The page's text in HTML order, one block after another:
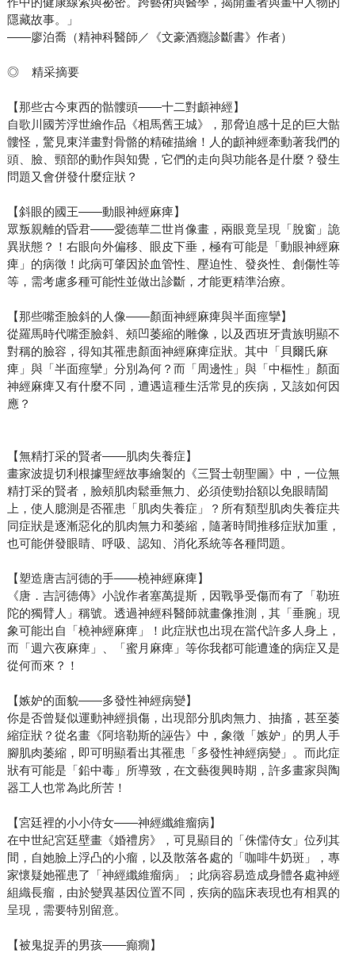
隱藏故事。」
——廖泊喬（精神科醫師／《文豪酒癮診斷書》作者）
◎ 精采摘要
【那些古今東西的骷髏頭——十二對顱神經】
自歌川國芳浮世繪作品《相馬舊王城》，那脅迫感十足的巨大骷
髏怪，驚見東洋畫對骨骼的精確描繪！人的顱神經牽動著我們的
頭、臉、頸部的動作與知覺，它們的走向與功能各是什麼？發生
問題又會併發什麼症狀？
【斜眼的國王——動眼神經麻痺】
眾叛親離的昏君——愛德華二世肖像畫，兩眼竟呈現「脫窗」詭
異狀態？！右眼向外偏移、眼皮下垂，極有可能是「動眼神經麻
痺」的病徵！此病可肇因於血管性、壓迫性、發炎性、創傷性等
等，需考慮多種可能性並做出診斷，才能更精準治療。
【那些嘴歪臉斜的人像——顏面神經麻痺與半面痙攣】
從羅馬時代嘴歪臉斜、頰凹萎縮的雕像，以及西班牙貴族明顯不
對稱的臉容，得知其罹患顏面神經麻痺症狀。其中「貝爾氏麻
痺」與「半面痙攣」分別為何？而「周邊性」與「中樞性」顏面
神經麻痺又有什麼不同，遭遇這種生活常見的疾病，又該如何因
應？
【無精打采的賢者——肌肉失養症】
畫家波提切利根據聖經故事繪製的《三賢士朝聖圖》中，一位無
精打采的賢者，臉頰肌肉鬆垂無力、必須使勁抬額以免眼睛闔
上，使人臆測是否罹患「肌肉失養症」？所有類型肌肉失養症共
同症狀是逐漸惡化的肌肉無力和萎縮，隨著時間推移症狀加重，
也可能併發眼睛、呼吸、認知、消化系統等各種問題。
【塑造唐吉訶德的手——橈神經麻痺】
《唐．吉訶德傳》小說作者塞萬提斯，因戰爭受傷而有了「勒班
陀的獨臂人」稱號。透過神經科醫師就畫像推測，其「垂腕」現
象可能出自「橈神經麻痺」！此症狀也出現在當代許多人身上，
而「週六夜麻痺」、「蜜月麻痺」等你我都可能遭逢的病症又是
從何而來？！
【嫉妒的面貌——多發性神經病變】
你是否曾疑似運動神經損傷，出現部分肌肉無力、抽搐，甚至萎
縮症狀？從名畫《阿培勒斯的誣告》中，象徵「嫉妒」的男人手
腳肌肉萎縮，即可明顯看出其罹患「多發性神經病變」。而此症
狀有可能是「鉛中毒」所導致，在文藝復興時期，許多畫家與陶
器工人也常為此所苦！
【宮廷裡的小小侍女——神經纖維瘤病】
在中世紀宮廷壁畫《婚禮房》，可見顯目的「侏儒侍女」位列其
間，自她臉上浮凸的小瘤，以及散落各處的「咖啡牛奶斑」，專
家懷疑她罹患了「神經纖維瘤病」；此病容易造成身體各處神經
組織長瘤，由於變異基因位置不同，疾病的臨床表現也有相異的
呈現，需要特別留意。
【被鬼捉弄的男孩——癲癇】